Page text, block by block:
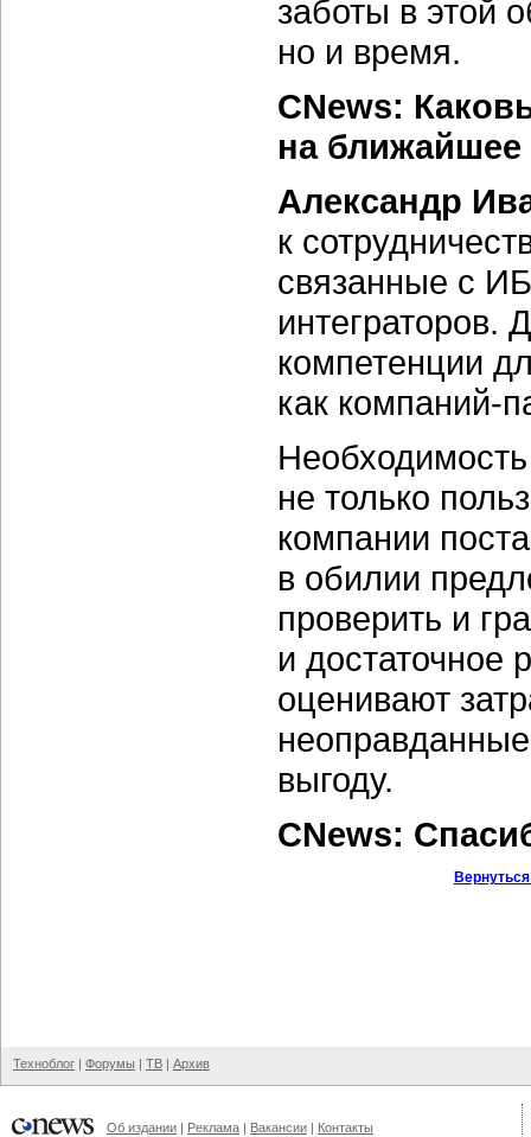
заботы в этой
но и время.
CNews:
на
Александр
к
связанные с
интеграторов.
компетенции
как компаний-
Необходимость
не только
компании
в обилии
проверить и
и достаточное
оценивают
выгоду.
CNews:
Техноблог | Форумы | ТВ | Архив
Об издании | Реклама | Вакансии | Контакты